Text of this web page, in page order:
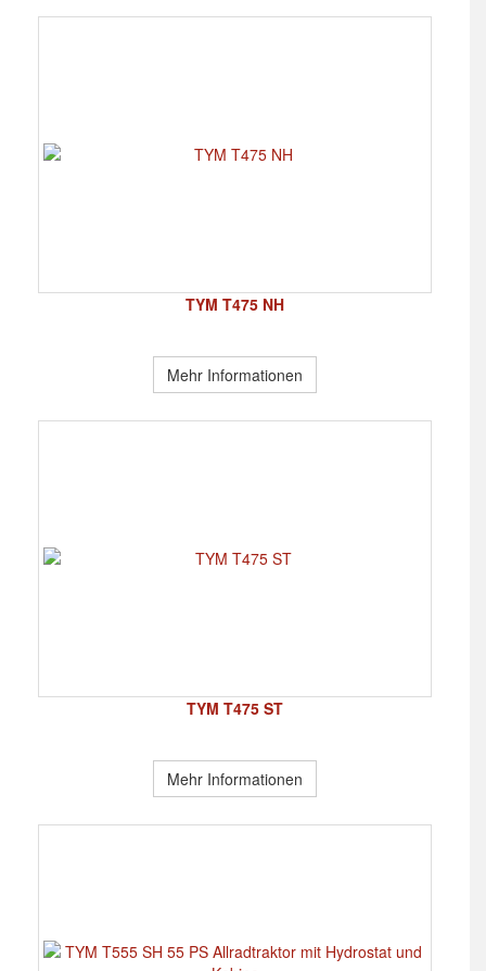
TYM T475 NH
Mehr Informationen
TYM T475 ST
Mehr Informationen